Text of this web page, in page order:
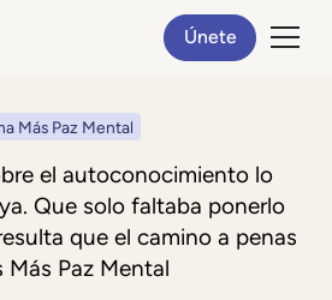
Únete
Más Paz Mental
el autoconocimiento lo
Que solo faltaba ponerlo
que el camino a penas
Más Paz Mental